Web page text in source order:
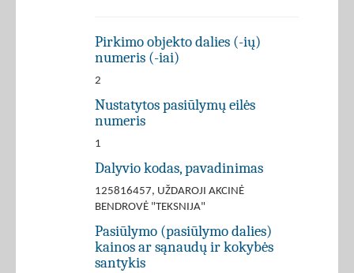
Pirkimo objekto dalies (-ių)
numeris (-iai)
2
Nustatytos pasiūlymų eilės
numeris
1
Dalyvio kodas, pavadinimas
125816457, UŽDAROJI AKCINĖ
BENDROVĖ "TEKSNIJA"
Pasiūlymo (pasiūlymo dalies)
kainos ar sąnaudų ir kokybės
santykis